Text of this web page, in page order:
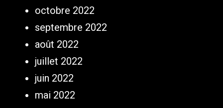
octobre 2022
septembre 2022
août 2022
juillet 2022
juin 2022
mai 2022